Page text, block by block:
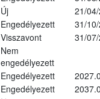
Új
21/
Engedélyezett
31/
Visszavont
31/
Nem
engedélyezett
Engedélyezett
Engedélyezett